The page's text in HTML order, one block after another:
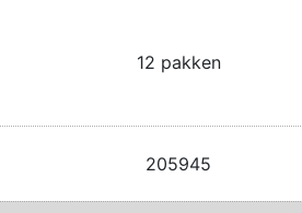
12 pakken
205945